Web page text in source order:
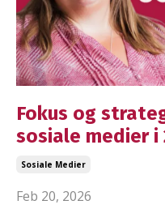
Fokus og
sosiale medier i
Sosiale Medier
Feb 20, 2026